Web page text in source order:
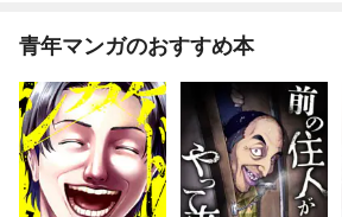
青年マンガのおすすめ本